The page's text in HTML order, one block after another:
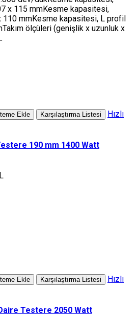
x 115 mmKesme kapasitesi,
mmKesme kapasitesi, L profil
ölçüleri (genişlik x uzunluk x
Ekle Karşılaştırma Listesi
Hızlı
190 mm 1400 Watt
Ekle Karşılaştırma Listesi
Hızlı
Testere 2050 Watt